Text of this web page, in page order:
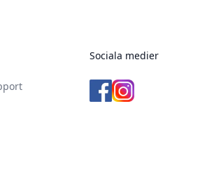
Sociala medier